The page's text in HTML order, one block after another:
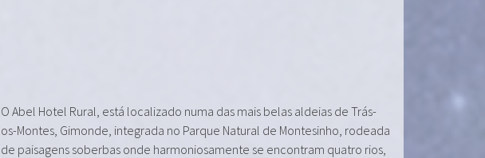
O Abel Hotel Rural, está localizado numa das mais belas aldeias de Trás-
os-Montes, Gimonde, integrada no Parque Natural de Montesinho, rodeada
de paisagens soberbas onde harmoniosamente se encontram quatro rios,